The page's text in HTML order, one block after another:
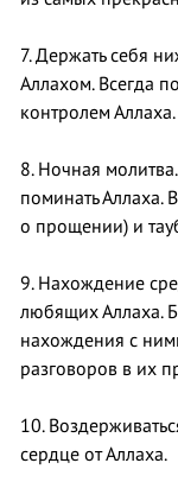
7. Держать себя
Аллахом. Всегда
контролем Аллаха.
8. Ночная
поминать Аллаха.
о прощении) и
9. Нахождение
любящих Аллаха.
нахождения с
разговоров в их
10.
сердце от Аллаха.